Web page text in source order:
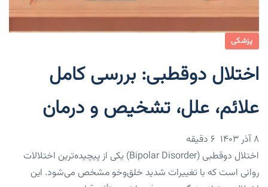
پزشکی
اختلال دوقطبی: بررسی کامل
علائم، علل، تشخیص و درمان
۸ آذر ۱۴۰۳
اختلال دوقطبی (Bipolar Disorder) یکی از پیچیده‌ترین اختلالات
روانی است که با تغییرات شدید خلق‌وخو مشخص می‌شود. این